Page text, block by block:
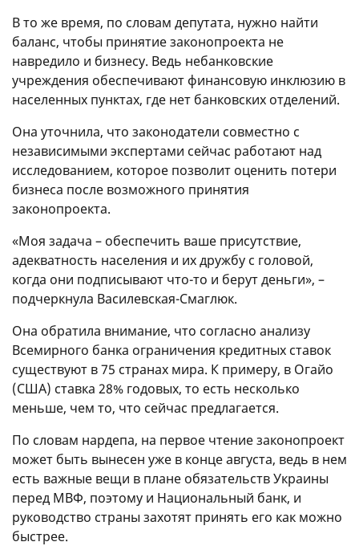
В то же время, по словам депутата, нужно найти
баланс, чтобы принятие законопроекта не
навредило и бизнесу. Ведь небанковские
учреждения обеспечивают финансовую инклюзию в
населенных пунктах, где нет банковских отделений.
Она уточнила, что законодатели совместно с
независимыми экспертами сейчас работают над
исследованием, которое позволит оценить потери
бизнеса после возможного принятия
законопроекта.
«Моя задача – обеспечить ваше присутствие,
адекватность населения и их дружбу с головой,
когда они подписывают что-то и берут деньги», –
подчеркнула Василевская-Смаглюк.
Она обратила внимание, что согласно анализу
Всемирного банка ограничения кредитных ставок
существуют в 75 странах мира. К примеру, в Огайо
(США) ставка 28% годовых, то есть несколько
меньше, чем то, что сейчас предлагается.
По словам нардепа, на первое чтение законопроект
может быть вынесен уже в конце августа, ведь в нем
есть важные вещи в плане обязательств Украины
перед МВФ, поэтому и Национальный банк, и
руководство страны захотят принять его как можно
быстрее.